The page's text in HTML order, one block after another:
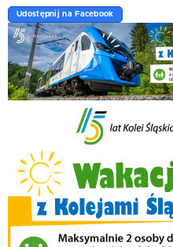
Udostępnij na Facebook